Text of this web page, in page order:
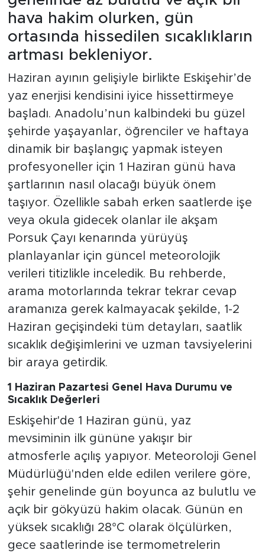
hava hakim olurken, gün
ortasında hissedilen sıcaklıkların
artması bekleniyor.
Haziran ayının gelişiyle birlikte Eskişehir’de
yaz enerjisi kendisini iyice hissettirmeye
başladı. Anadolu’nun kalbindeki bu güzel
şehirde yaşayanlar, öğrenciler ve haftaya
dinamik bir başlangıç yapmak isteyen
profesyoneller için 1 Haziran günü hava
şartlarının nasıl olacağı büyük önem
taşıyor. Özellikle sabah erken saatlerde işe
veya okula gidecek olanlar ile akşam
Porsuk Çayı kenarında yürüyüş
planlayanlar için güncel meteorolojik
verileri titizlikle inceledik. Bu rehberde,
arama motorlarında tekrar tekrar cevap
aramanıza gerek kalmayacak şekilde, 1-2
Haziran geçişindeki tüm detayları, saatlik
sıcaklık değişimlerini ve uzman tavsiyelerini
bir araya getirdik.
1 Haziran Pazartesi Genel Hava Durumu ve
Sıcaklık Değerleri
Eskişehir'de 1 Haziran günü, yaz
mevsiminin ilk gününe yakışır bir
atmosferle açılış yapıyor. Meteoroloji Genel
Müdürlüğü'nden elde edilen verilere göre,
şehir genelinde gün boyunca az bulutlu ve
açık bir gökyüzü hakim olacak. Günün en
yüksek sıcaklığı 28°C olarak ölçülürken,
gece saatlerinde ise termometrelerin